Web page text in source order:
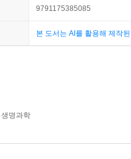
9791175385085
본 도서는 AI를 활용해 제작
생명과학